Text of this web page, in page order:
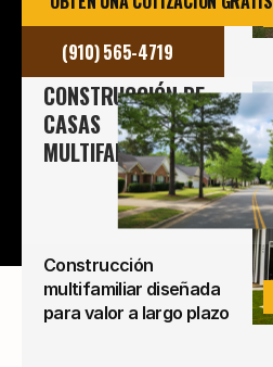
(910) 565-4719
legado.
VER
CONSTRUCCIÓN DE
CASAS
MULTIFAMILIARES
Construcción
multifamiliar diseñada
para valor a largo plazo